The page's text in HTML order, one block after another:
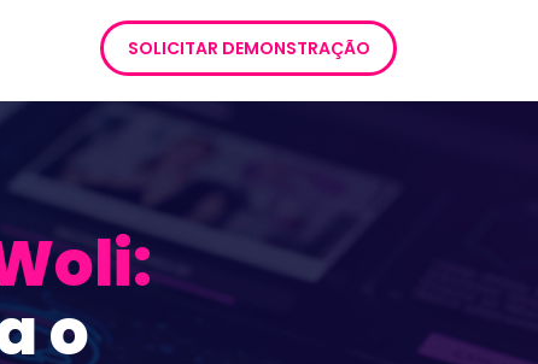
o
SOLICITAR DEMONSTRAÇÃO